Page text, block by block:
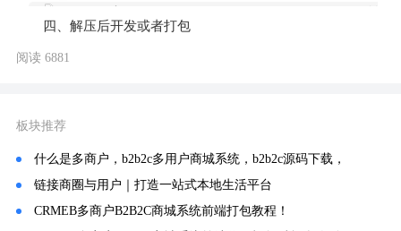
四、解压后开发或者打包
阅读 6881
板块推荐
什么是多商户，b2b2c多用户商城系统，b2b2c源码下载，
链接商圈与用户｜打造一站式本地生活平台
CRMEB多商户B2B2C商城系统前端打包教程！